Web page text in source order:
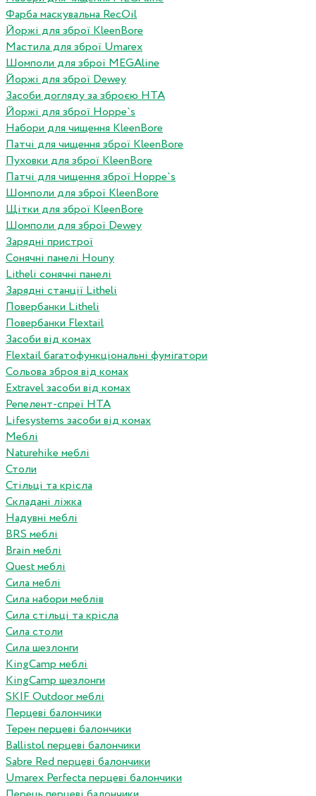
Фарба маскувальна RecOil
Йоржі для зброї KleenBore
Мастила для зброї Umarex
Шомполи для зброї MEGAline
Йоржі для зброї Dewey
Засоби догляду за зброєю HTA
Йоржі для зброї Hoppe`s
Набори для чищення KleenBore
Патчі для чищення зброї KleenBore
Пуховки для зброї KleenBore
Патчі для чищення зброї Hoppe`s
Шомполи для зброї KleenBore
Щітки для зброї KleenBore
Шомполи для зброї Dewey
Зарядні пристрої
Сонячні панелі Houny
Litheli сонячні панелі
Зарядні станції Litheli
Повербанки Litheli
Повербанки Flextail
Засоби від комах
Flextail багатофункціональні фумігатори
Сольова зброя від комах
Extravel засоби від комах
Репелент-спреї HTA
Lifesystems засоби від комах
Меблі
Naturehike меблі
Столи
Стільці та крісла
Складані ліжка
Надувні меблі
BRS меблі
Brain меблі
Quest меблі
Сила меблі
Сила набори меблів
Сила стільці та крісла
Сила столи
Сила шезлонги
KingCamp меблі
KingCamp шезлонги
SKIF Outdoor меблі
Перцеві балончики
Терен перцеві балончики
Ballistol перцеві балончики
Sabre Red перцеві балончики
Umarex Perfecta перцеві балончики